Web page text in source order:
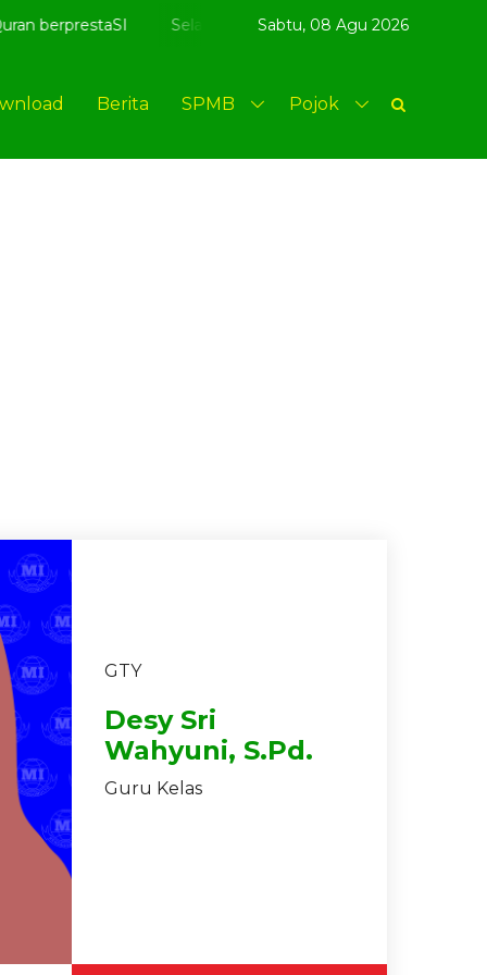
Selamat Datang di website resmi MI Kenongomulyo -
Sabtu, 08 Agu 2026
Berita SPMB Pojok
GTY
Desy Sri
Wahyuni, S.Pd.
Guru Kelas